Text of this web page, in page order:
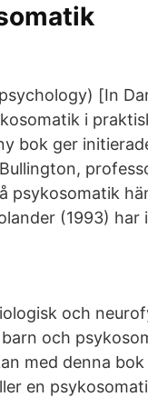
[In
i
bok ger
psykosomatik
(1993) har
och
och
med denna
en